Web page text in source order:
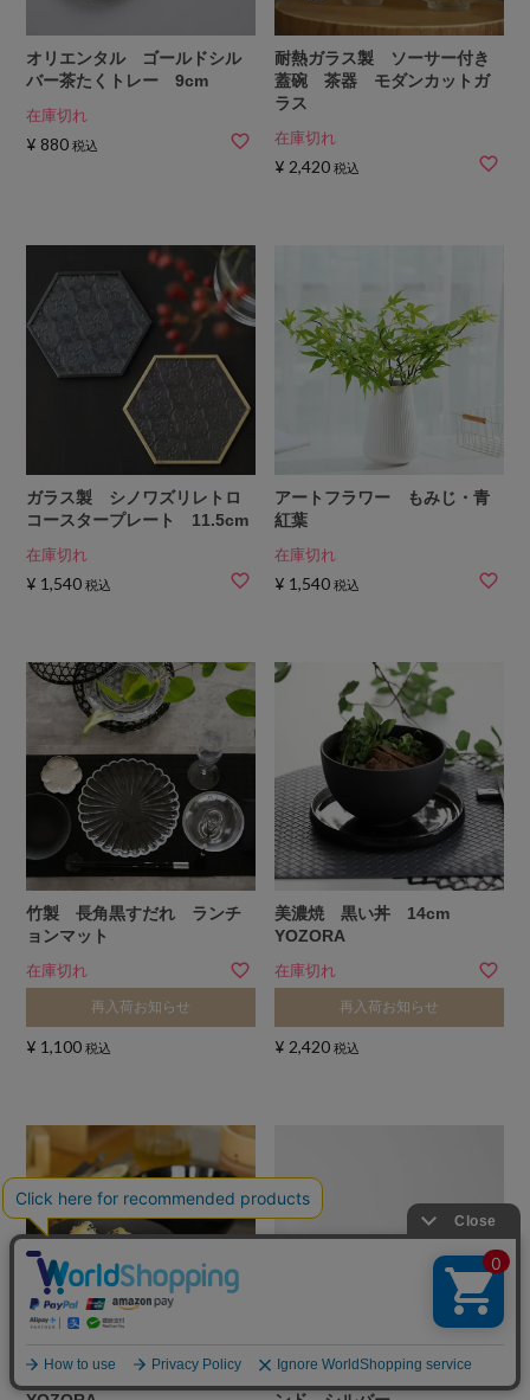
オリエンタル ゴールドシル
バー茶たくトレー 9cm
在庫切れ
¥ 880 税込
耐熱ガラス製 ソーサー付き
蓋碗 茶器 モダンカットガ
ラス
在庫切れ
¥ 2,420 税込
ガラス製 シノワズリレトロ
コースタープレート 11.5cm
在庫切れ
¥ 1,540 税込
アートフラワー もみじ・青
紅葉
在庫切れ
¥ 1,540 税込
竹製 長角黒すだれ ランチ
ョンマット
在庫切れ
再入荷お知らせ
¥ 1,100 税込
美濃焼 黒い丼 14cm
YOZORA
在庫切れ
再入荷お知らせ
¥ 2,420 税込
美濃焼 黒いお茶碗 飯碗
ステンレス製 ライザースタ